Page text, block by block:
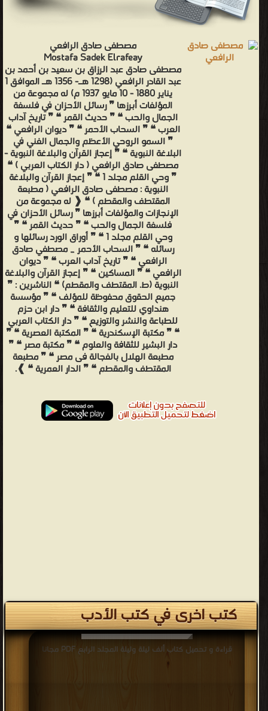
مصطفى صادق الرافعي
Mostafa Sadek Elrafeay
مصطفى صادق عبد الرزاق بن سعيد بن أحمد بن
عبد القادر الرافعي (1298 هـ- 1356 هـ الموافق 1
يناير 1880 - 10 مايو 1937 م) له مجموعة من
المؤلفات أبرزها ❞ رسائل الأحزان في فلسفة
الجمال والحب ❝ ❞ حديث القمر ❝ ❞ تاريخ آداب
العرب ❝ ❞ السحاب الأحمر ❝ ❞ ديوان الرافعي ❝
❞ السمو الروحي الأعظم والجمال الفني في
البلاغة النبوية ❝ ❞ إعجاز القرآن والبلاغة النبوية -
مصطفى صادق الرافعي ( دار الكتاب العربي ) ❝
❞ وحي القلم مجلد 1 ❝ ❞ إعجاز القرآن والبلاغة
النبوية : مصطفى صادق الرافعي ( مطبعة
المقتطف والمقطم ) ❝ ❰ له مجموعة من
الإنجازات والمؤلفات أبرزها ❞ رسائل الأحزان في
فلسفة الجمال والحب ❝ ❞ حديث القمر ❝ ❞
وحي القلم مجلد 1 ❝ ❞ أوراق الورد رسائلها و
رسائله ❝ ❞ السحاب الأحمر _ مصطفي صادق
الرافعي ❝ ❞ تاريخ آداب العرب ❝ ❞ ديوان
الرافعي ❝ ❞ المساكين ❝ ❞ إعجاز القرآن والبلاغة
النبوية (ط. المقتطف والمقطم) ❝ الناشرين : ❞
جميع الحقوق محفوظة للمؤلف ❝ ❞ مؤسسة
هنداوي للتعليم والثقافة ❝ ❞ دار ابن حزم
للطباعة والنشر والتوزيع ❝ ❞ دار الكتاب العربي
❝ ❞ مكتبة الإسكندرية ❝ ❞ المكتبة العصرية ❝ ❞
دار البشير للثقافة والعلوم ❝ ❞ مكتبة مصر ❝ ❞
مطبعة الهلال بالفجالة فى مصر ❝ ❞ مطبعة
المقتطف والمقطم ❝ ❞ الدار العمرية ❝ ❱.
كتب اخرى في كتب الأدب
قراءة و تحميل كتاب ألف ليلة وليلة المجلد الرابع PDF مجانا